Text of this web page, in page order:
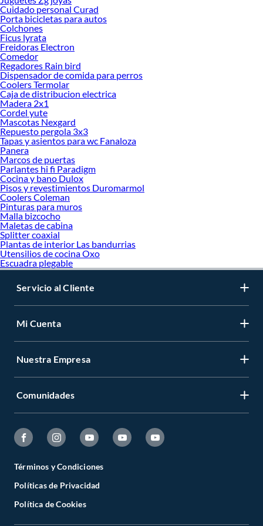
Sodimac. Encuentra todo lo necesario para tus proyectos de renovación y
decoración. ¡Visítanos y haz tus ideas realidad!
Cuidado personal Curad
Porta bicicletas para autos
Colchones
Ficus lyrata
Freidoras Electron
Comedor
Regadores Rain bird
Dispensador de comida para perros
Coolers Termolar
Caja de distribucion electrica
Madera 2x1
Cordel yute
Mascotas Nexgard
Repuesto pergola 3x3
Tapas y asientos para wc Fanaloza
Panera
Marcos de puertas
Parlantes hi fi Paradigm
Cocina y bano Dulox
Pisos y revestimientos Duromarmol
Coolers Coleman
Pinturas para muros
Malla bizcocho
Maletas de cabina
Splitter coaxial
Plantas de interior Las bandurrias
Utensilios de cocina Oxo
Escuadra plegable
Servicio al Cliente
Mi Cuenta
Nuestra Empresa
Comunidades
Términos y Condiciones
Políticas de Privacidad
Política de Cookies